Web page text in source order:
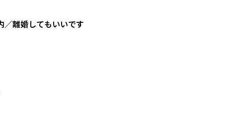
／離婚してもいいです